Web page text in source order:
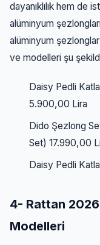
dayanıklılık hem de
alüminyum
alüminyum
ve modelleri şu
Daisy Pedli
5.900,00 Lira
Dido Şezlong
Set) 17.990,00
Daisy Pedli
4- Rattan
Modelleri